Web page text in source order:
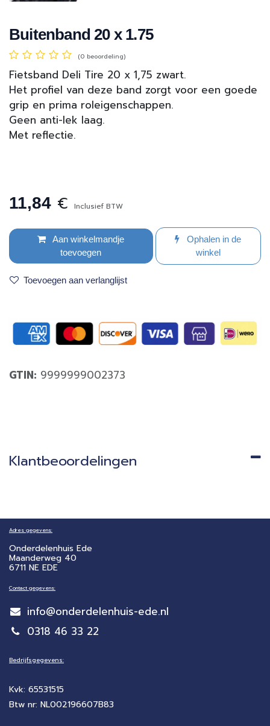
Buitenband 20 x 1.75
(0 beoordeling)
Fietsband Deli Tire 20 x 1,75 zwart.
Het profiel van deze band zorgt voor een goede
grip en prima roleigenschappen.
Geen anti-lek laag.
Met reflectie.
11,84 € Inclusief BTW
Aan winkelmandje
toevoegen
Ophalen in de
winkel
Toevoegen aan verlanglijst
GTIN: 9999999002373
Klantbeoordelingen
Adres gegevens:
Onderdelenhuis Ede
Maanderweg 40
6711 NE EDE
Contact gegevens:
info@onderdelenhuis-ede.nl
0318 46 33 22
Bedrijfsgegevens:
Kvk: 65531515
Btw nr: NL002196607B83